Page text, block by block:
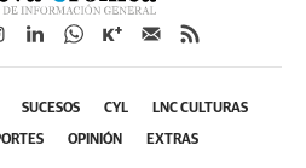
SUCESOS CYL LNC CULTURAS
OPINIÓN EXTRAS